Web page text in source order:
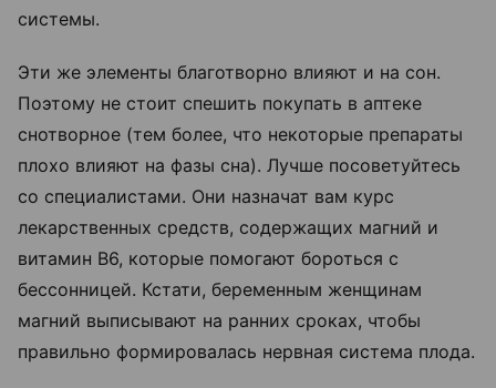
системы.
Эти же элементы благотворно влияют и на сон.
Поэтому не стоит спешить покупать в аптеке
снотворное (тем более, что некоторые препараты
плохо влияют на фазы сна). Лучше посоветуйтесь
со специалистами. Они назначат вам курс
лекарственных средств, содержащих магний и
витамин В6, которые помогают бороться с
бессонницей. Кстати, беременным женщинам
магний выписывают на ранних сроках, чтобы
правильно формировалась нервная система плода.